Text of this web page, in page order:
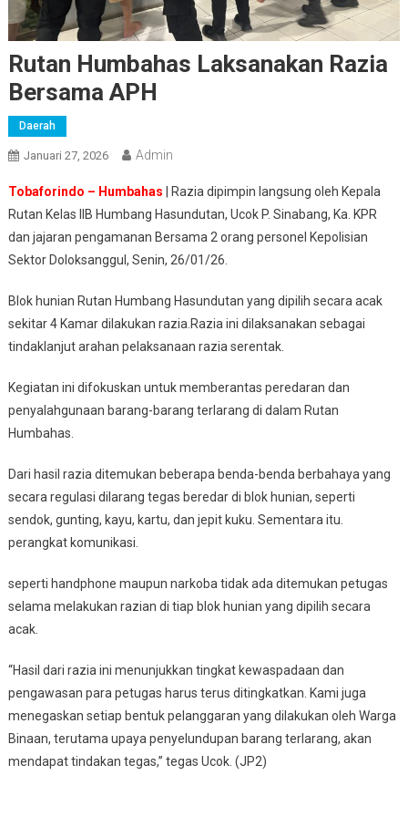
Rutan Humbahas Laksanakan Razia
Bersama APH
Daerah
Januari 27, 2026 Admin
Tobaforindo – Humbahas | Razia dipimpin langsung oleh Kepala
Rutan Kelas IIB Humbang Hasundutan, Ucok P. Sinabang, Ka. KPR
dan jajaran pengamanan Bersama 2 orang personel Kepolisian
Sektor Doloksanggul, Senin, 26/01/26.
Blok hunian Rutan Humbang Hasundutan yang dipilih secara acak
sekitar 4 Kamar dilakukan razia.Razia ini dilaksanakan sebagai
tindaklanjut arahan pelaksanaan razia serentak.
Kegiatan ini difokuskan untuk memberantas peredaran dan
penyalahgunaan barang-barang terlarang di dalam Rutan
Humbahas.
Dari hasil razia ditemukan beberapa benda-benda berbahaya yang
secara regulasi dilarang tegas beredar di blok hunian, seperti
sendok, gunting, kayu, kartu, dan jepit kuku. Sementara itu.
perangkat komunikasi.
seperti handphone maupun narkoba tidak ada ditemukan petugas
selama melakukan razian di tiap blok hunian yang dipilih secara
acak.
“Hasil dari razia ini menunjukkan tingkat kewaspadaan dan
pengawasan para petugas harus terus ditingkatkan. Kami juga
menegaskan setiap bentuk pelanggaran yang dilakukan oleh Warga
Binaan, terutama upaya penyelundupan barang terlarang, akan
mendapat tindakan tegas,” tegas Ucok. (JP2)